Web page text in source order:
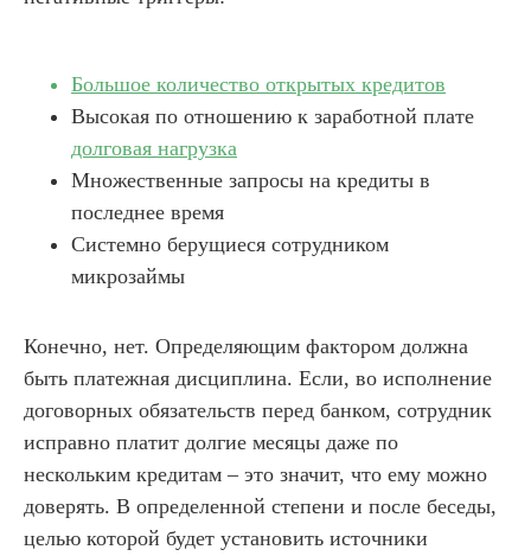
Большое количество открытых кредитов
Высокая по отношению к заработной плате
долговая нагрузка
Множественные запросы на кредиты в
последнее время
Системно берущиеся сотрудником
микрозаймы
Конечно, нет. Определяющим фактором должна
быть платежная дисциплина. Если, во исполнение
договорных обязательств перед банком, сотрудник
исправно платит долгие месяцы даже по
нескольким кредитам – это значит, что ему можно
доверять. В определенной степени и после беседы,
целью которой будет установить источники